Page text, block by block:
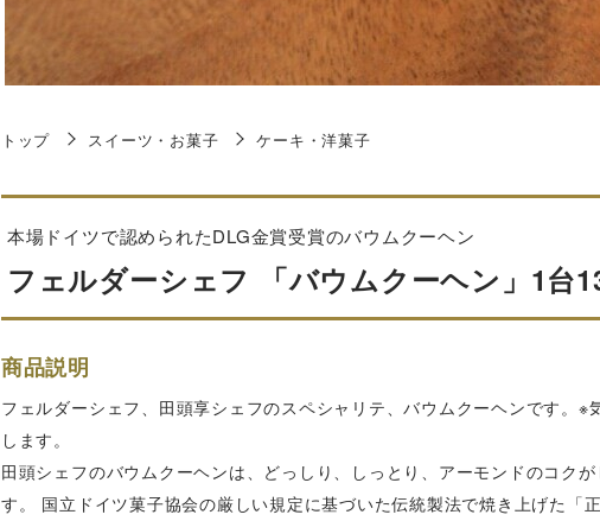
トップ スイーツ・お菓子 ケーキ・洋菓子
本場ドイツで認められたDLG金賞受賞のバウムクーヘン
フェルダーシェフ 「バウムクーヘン」1台
商品説明
フェルダーシェフ、田頭享シェフのスペシャリテ、バウムクーヘンです。※
します。
田頭シェフのバウムクーヘンは、どっしり、しっとり、アーモンドのコク
す。 国立ドイツ菓子協会の厳しい規定に基づいた伝統製法で焼き上げた「